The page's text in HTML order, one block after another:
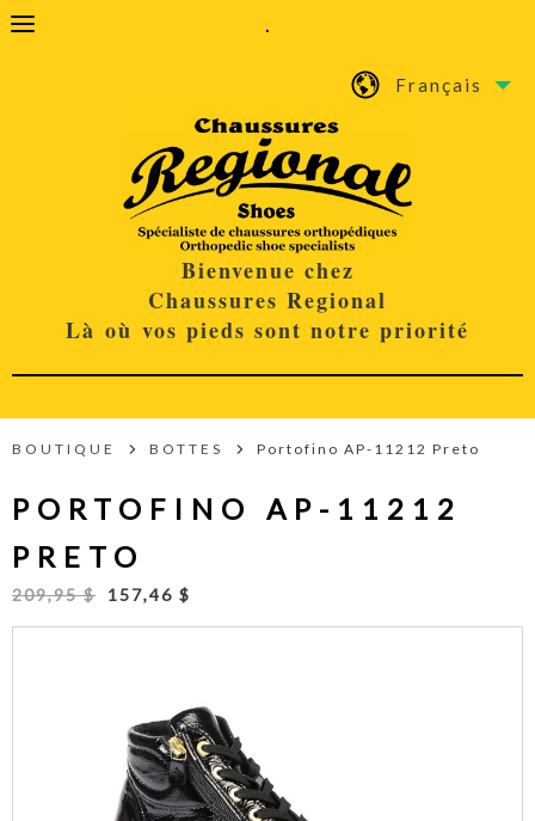
.
Français
Bienvenue chez
Chaussures Regional
Là où vos pieds sont notre priorité
BOUTIQUE BOTTES Portofino AP-11212 Preto
PORTOFINO AP-11212
PRETO
209,95 $ 157,46 $